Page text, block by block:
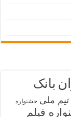
بانک
تیم ملی جشنواره
فیلم